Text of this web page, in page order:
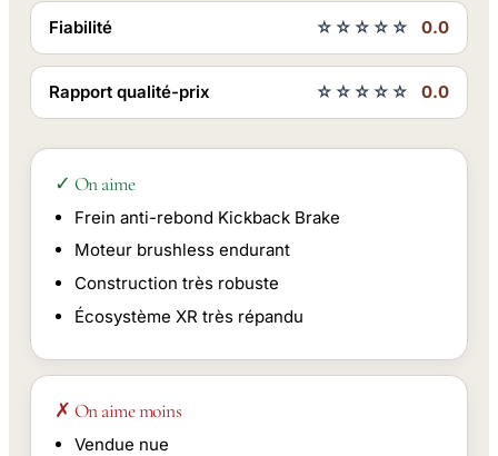
Fiabilité ☆☆☆☆☆ 0.0
Rapport qualité-prix ☆☆☆☆☆ 0.0
✓ On aime
Frein anti-rebond Kickback Brake
Moteur brushless endurant
Construction très robuste
Écosystème XR très répandu
✗ On aime moins
Vendue nue